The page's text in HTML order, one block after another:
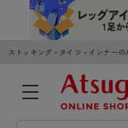
ストッキング・タイツ・インナー